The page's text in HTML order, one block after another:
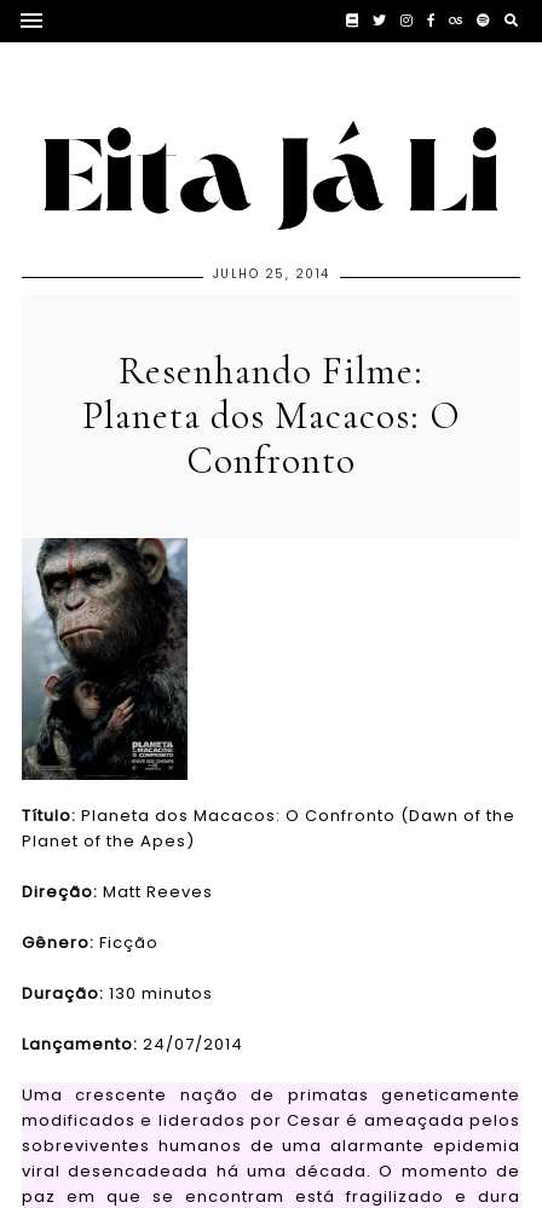
JULHO 25, 2014
Resenhando Filme:
Planeta dos Macacos: O
Confronto
Título: Planeta dos Macacos: O Confronto (Dawn of the
Planet of the Apes)
Direção: Matt Reeves
Gênero: Ficção
Duração: 130 minutos
Lançamento: 24/07/2014
Uma crescente nação de primatas geneticamente
modificados e liderados por Cesar é ameaçada pelos
sobreviventes humanos de uma alarmante epidemia
viral desencadeada há uma década. O momento de
paz em que se encontram está fragilizado e dura